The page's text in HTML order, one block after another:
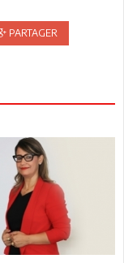
PARTAGER